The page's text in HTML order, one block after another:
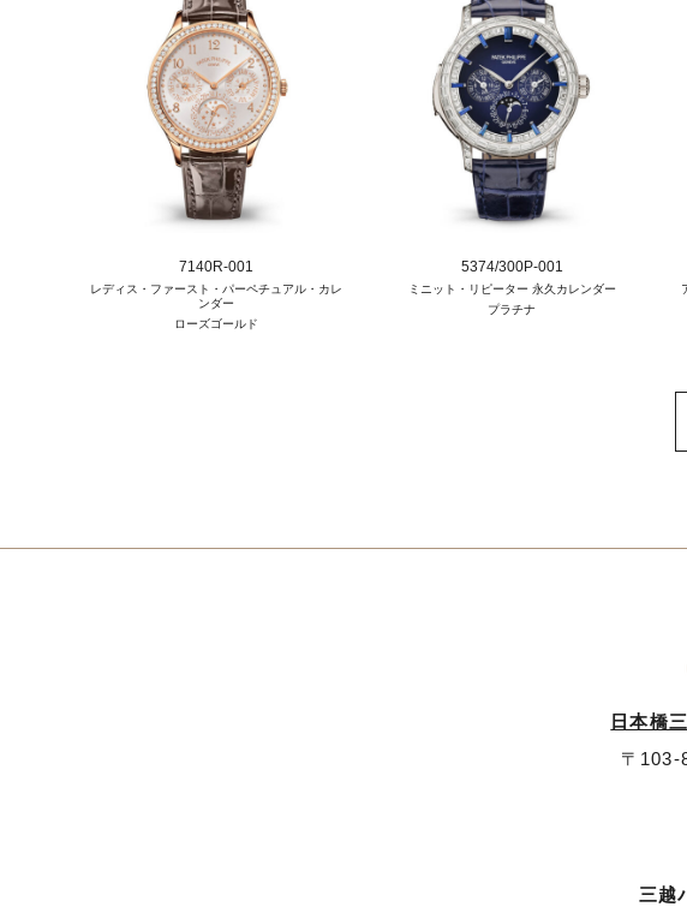
7140R-001
レディス・ファースト・パーペチュアル・カレ
ンダー
ローズゴールド
5374/300P-001
ミニット・リピーター 永久カレンダー
プラチナ
日本橋
〒103-
三越